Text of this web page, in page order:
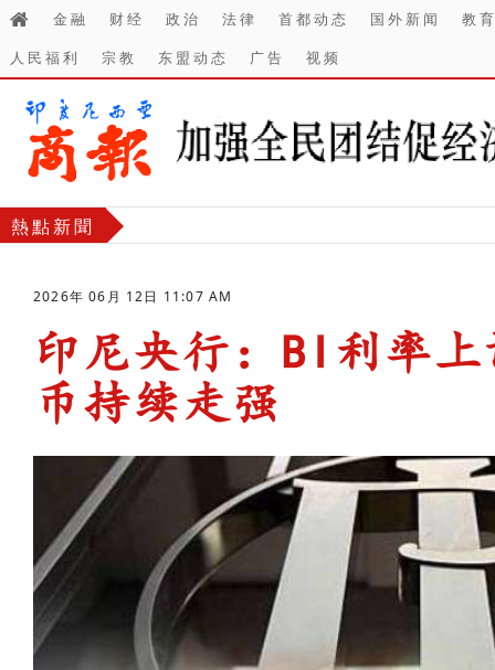
金融 财经 政治 法律 首都动态 国外新闻
教
人民福利
宗教 东盟动态 广告 视频
熱點新聞
2026年 06月 12日 11:07 AM
印尼央行：BI利率
币持续走强